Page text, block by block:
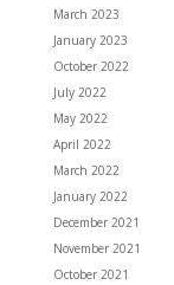
March 2023
January 2023
October 2022
July 2022
May 2022
April 2022
March 2022
January 2022
December 2021
November 2021
October 2021